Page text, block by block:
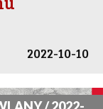
2022-10-10